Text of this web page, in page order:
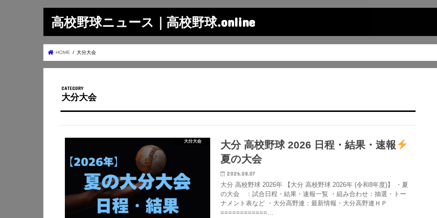
高校野球ニュース｜高校野球.online
HOME 大分大会
大分大会
大分大会
大分 高校野球 2026 日程・結果・速報
夏の大会
2026.08.07
大分 高校野球 2026年 【大分 高校野球 2026年 (令和8年度)】 ・夏
の大会 ：試合日程・結果・速報一覧 ・組み合わせ：抽選・トー
ナメント表など ・大分高野連：最新情報・大分高野連ＨＰ
============…